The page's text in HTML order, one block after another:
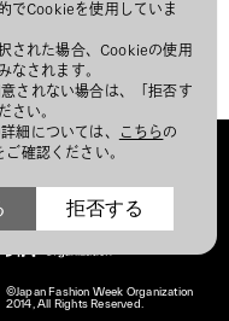
©Japan Fashion Week Organization
2014, All Rights Reserved.
でCookieを使用していま
された場合、Cookieの使用
なされます。
されない場合は、「拒否す
さい。
細については、
こちらの
確認ください。
拒否する